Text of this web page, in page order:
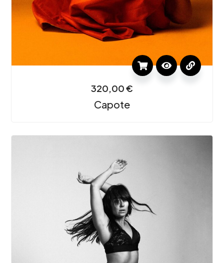
320,00€
Capote